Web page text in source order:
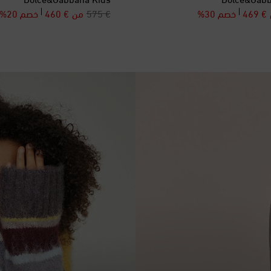
€ 575
original price
من € 460
discount price
خصم 20% € 469
discount
خصم 30%